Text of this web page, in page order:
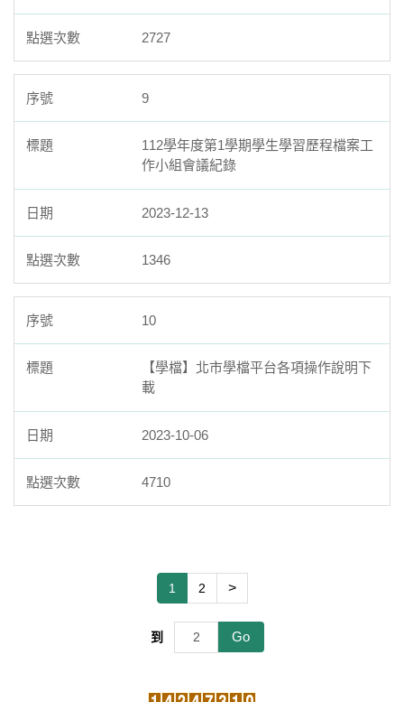
2727
9
112學年度第1學期學生學習歷程檔案工
作小組會議紀錄
2023-12-13
1346
10
【學檔】北市學檔平台各項操作說明下
載
2023-10-06
4710
1 2 >
到 Go